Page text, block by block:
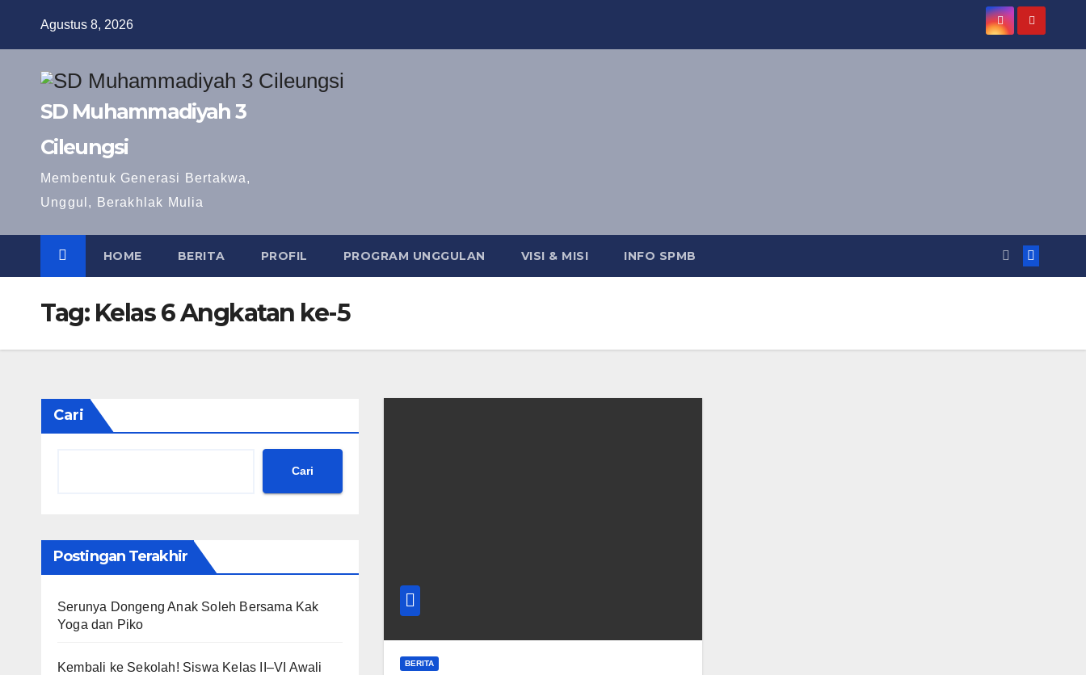
Agustus 8, 2026
SD Muhammadiyah 3
Cileungsi
Membentuk Generasi Bertakwa,
Unggul, Berakhlak Mulia
HOME BERITA PROFIL PROGRAM UNGGULAN VISI & MISI INFO SPMB
Tag: Kelas 6 Angkatan ke-5
Cari
Cari
Postingan Terakhir
Serunya Dongeng Anak Soleh Bersama Kak
Yoga dan Piko
Kembali ke Sekolah! Siswa Kelas II–VI Awali
BERITA